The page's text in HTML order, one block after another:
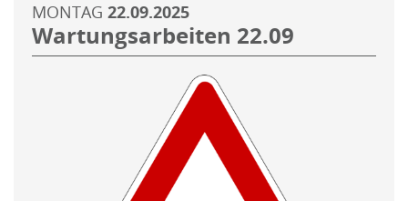
MONTAG 22.09.2025
Wartungsarbeiten 22.09